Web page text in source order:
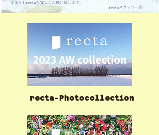
​recta-Photocollection